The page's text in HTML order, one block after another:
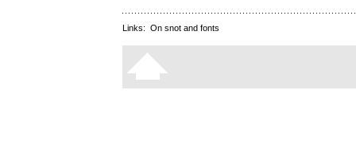
Links: On snot and fonts